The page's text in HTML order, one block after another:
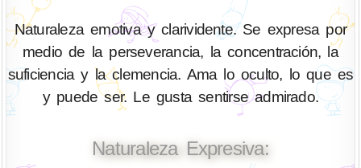
Naturaleza emotiva y clarividente. Se expresa por
medio de la perseverancia, la concentración, la
suficiencia y la clemencia. Ama lo oculto, lo que es
y puede ser. Le gusta sentirse admirado.
Naturaleza Expresiva: